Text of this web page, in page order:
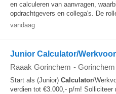
en calculeren van aanvragen,
opdrachtgevers en collega's. De
vandaag
Junior Calculator/
Raaak Gorinchem - Gorinchem
Start als (Junior) Calculator/
verdien tot €3.000,- p/m! Solliciteer